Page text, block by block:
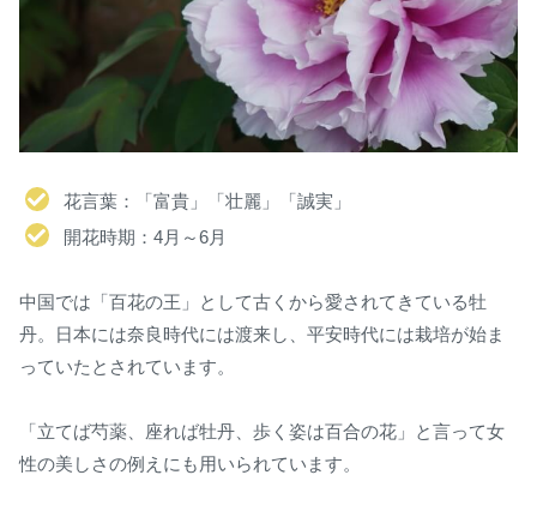
花言葉：「富貴」「壮麗」「誠実」
開花時期：4月～6月
中国では「百花の王」として古くから愛されてきている牡
丹。日本には奈良時代には渡来し、平安時代には栽培が始ま
っていたとされています。
「立てば芍薬、座れば牡丹、歩く姿は百合の花」と言って女
性の美しさの例えにも用いられています。